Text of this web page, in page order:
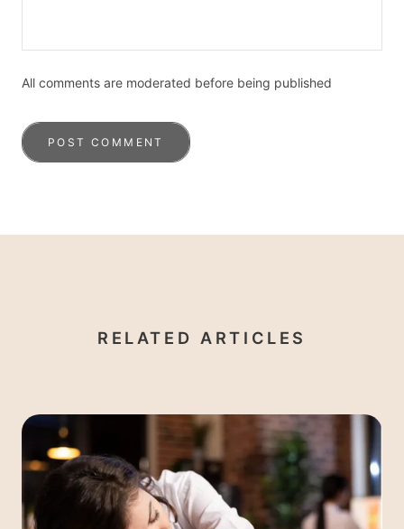
All comments are moderated before being published
POST COMMENT
RELATED ARTICLES